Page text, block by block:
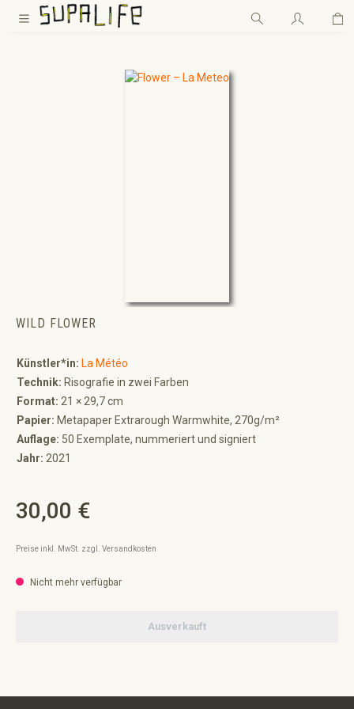
Zum Hauptinhalt springen
WILD FLOWER
Künstler*in: La Météo
Technik: Risografie in zwei Farben
Format: 21 × 29,7 cm
Papier: Metapaper Extrarough Warmwhite, 270g/m²
Auflage: 50 Exemplate, nummeriert und signiert
Jahr: 2021
Regulärer Preis:
30,00 €
Preise inkl. MwSt. zzgl. Versandkosten
Nicht mehr verfügbar
Ausverkauft